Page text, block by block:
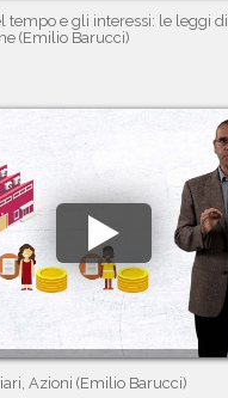
tempo e gli interessi: le leggi di
(Emilio Barucci)
Azioni (Emilio Barucci)